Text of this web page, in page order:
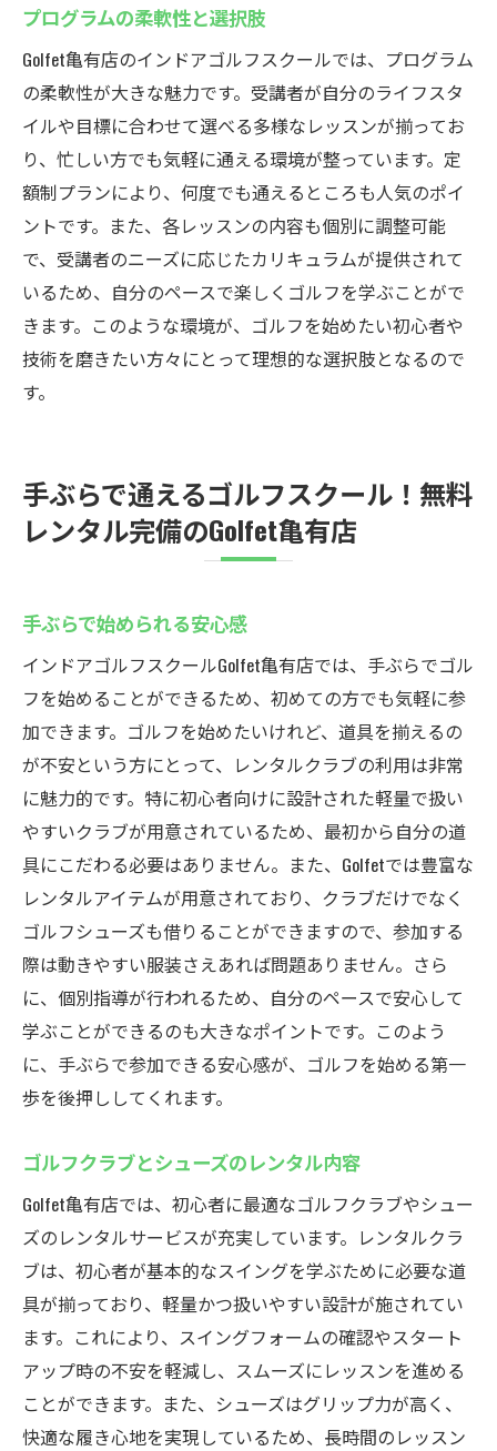
プログラムの柔軟性と選択肢
Golfet亀有店のインドアゴルフスクールでは、プログラム
の柔軟性が大きな魅力です。受講者が自分のライフスタ
イルや目標に合わせて選べる多様なレッスンが揃ってお
り、忙しい方でも気軽に通える環境が整っています。定
額制プランにより、何度でも通えるところも人気のポイ
ントです。また、各レッスンの内容も個別に調整可能
で、受講者のニーズに応じたカリキュラムが提供されて
いるため、自分のペースで楽しくゴルフを学ぶことがで
きます。このような環境が、ゴルフを始めたい初心者や
技術を磨きたい方々にとって理想的な選択肢となるので
す。
手ぶらで通えるゴルフスクール！無料
レンタル完備のGolfet亀有店
手ぶらで始められる安心感
インドアゴルフスクールGolfet亀有店では、手ぶらでゴル
フを始めることができるため、初めての方でも気軽に参
加できます。ゴルフを始めたいけれど、道具を揃えるの
が不安という方にとって、レンタルクラブの利用は非常
に魅力的です。特に初心者向けに設計された軽量で扱い
やすいクラブが用意されているため、最初から自分の道
具にこだわる必要はありません。また、Golfetでは豊富な
レンタルアイテムが用意されており、クラブだけでなく
ゴルフシューズも借りることができますので、参加する
際は動きやすい服装さえあれば問題ありません。さら
に、個別指導が行われるため、自分のペースで安心して
学ぶことができるのも大きなポイントです。このよう
に、手ぶらで参加できる安心感が、ゴルフを始める第一
歩を後押ししてくれます。
ゴルフクラブとシューズのレンタル内容
Golfet亀有店では、初心者に最適なゴルフクラブやシュー
ズのレンタルサービスが充実しています。レンタルクラ
ブは、初心者が基本的なスイングを学ぶために必要な道
具が揃っており、軽量かつ扱いやすい設計が施されてい
ます。これにより、スイングフォームの確認やスタート
アップ時の不安を軽減し、スムーズにレッスンを進める
ことができます。また、シューズはグリップ力が高く、
快適な履き心地を実現しているため、長時間のレッスン